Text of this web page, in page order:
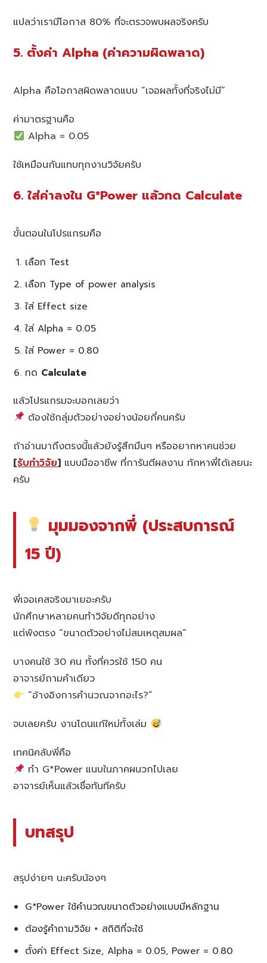
แปลว่าเรามีโอกาส 80% ที่จะตรวจพบผลจริงครับ
5. ตั้งค่า Alpha (ค่าความผิดพลาด)
Alpha คือโอกาสผิดพลาดแบบ “เจอผลทั้งที่จริงไม่มี”
ค่ามาตรฐานคือ
Alpha = 0.05
ใช้เหมือนกันแทบทุกงานวิจัยครับ
6. ใส่ค่าลงใน G*Power แล้วกด Calculate
ขั้นตอนในโปรแกรมคือ
เลือก Test
เลือก Type of power analysis
ใส่ Effect size
ใส่ Alpha = 0.05
ใส่ Power = 0.80
กด Calculate
แล้วโปรแกรมจะบอกเลยว่า
ต้องใช้กลุ่มตัวอย่างอย่างน้อยกี่คนครับ
ถ้าอ่านมาถึงตรงนี้แล้วยังรู้สึกมึนๆ หรืออยากหาคนช่วย
[รับทำวิจัย] แบบมืออาชีพ ที่การันตีผลงาน ทักหาพี่ได้เลยนะ
ครับ
มุมมองจากพี่ (ประสบการณ์
15 ปี)
พี่เจอเคสจริงมาเยอะครับ
นักศึกษาหลายคนทำวิจัยดีทุกอย่าง
แต่พังตรง “ขนาดตัวอย่างไม่สมเหตุสมผล”
บางคนใช้ 30 คน ทั้งที่ควรใช้ 150 คน
อาจารย์ถามคำเดียว
“อ้างอิงการคำนวณจากอะไร?”
จบเลยครับ งานโดนแก้ใหม่ทั้งเล่ม
เทคนิคลับพี่คือ
ทำ G*Power แนบในภาคผนวกไปเลย
อาจารย์เห็นแล้วเชื่อทันทีครับ
บทสรุป
สรุปง่ายๆ นะครับน้องๆ
G*Power ใช้คำนวณขนาดตัวอย่างแบบมีหลักฐาน
ต้องรู้คำถามวิจัย + สถิติที่จะใช้
ตั้งค่า Effect Size, Alpha = 0.05, Power = 0.80